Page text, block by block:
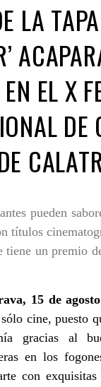
LA
EL X
DE
pueden
títulos
tiene un premio
15 de
cine, puesto
gracias al
en los
con exquisitas